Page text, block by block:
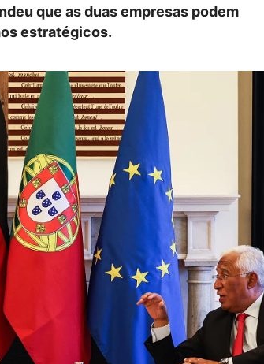
que as duas empresas podem
estratégicos.